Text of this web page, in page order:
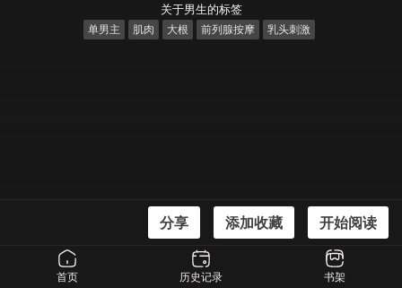
关于男生的标签
单男主 肌肉 大根 前列腺按摩 乳头刺激
[Furanokumarin (Nakamura Kumarin)] Zense demo Suki datta Koto Zenbu
shite Ageru | 前世的你喜欢的PLAY全部再来做一遍 (Blue Archive) [Chinese]
分享 添加收藏 开始阅读
首页 历史记录 书架